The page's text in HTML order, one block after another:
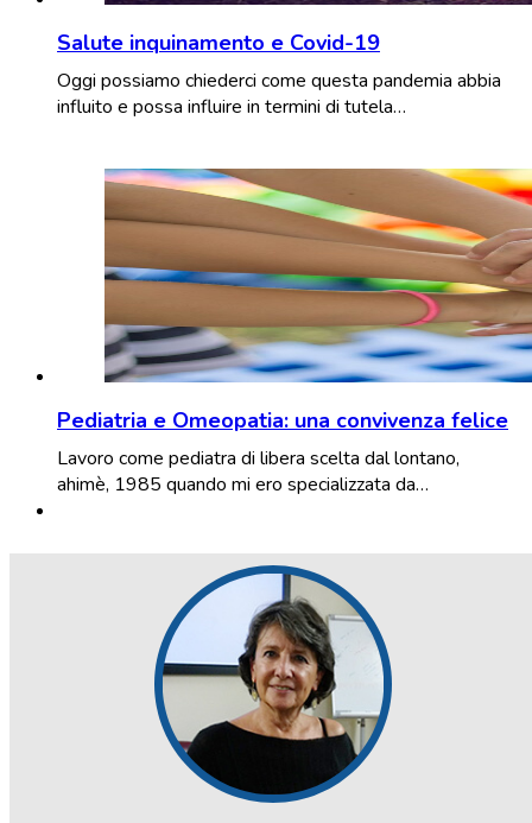
Salute inquinamento e Covid-19
Oggi possiamo chiederci come questa pandemia abbia
influito e possa influire in termini di tutela…
Pediatria e Omeopatia: una convivenza felice
Lavoro come pediatra di libera scelta dal lontano,
ahimè, 1985 quando mi ero specializzata da…